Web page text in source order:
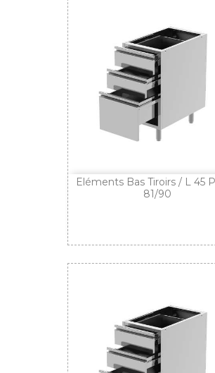
Eléments Bas Tiroirs / L 45
81/90